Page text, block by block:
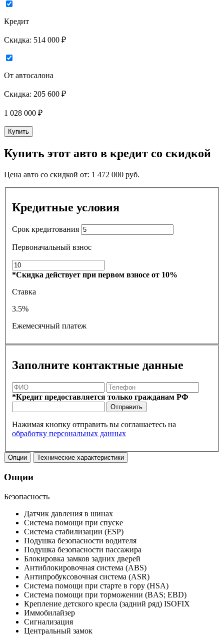
Кредит
Скидка: 514 000 ₽
От автосалона
Скидка: 205 600 ₽
1 028 000 ₽
Купить
Купить этот авто в кредит со скидкой
Цена авто со скидкой от: 1 472 000 руб.
Кредитные условия
Срок кредитования
Первоначальный взнос
*Скидка действует при первом взносе от 10%
Ставка
3.5%
Ежемесячный платеж
Заполните контактные данные
*Кредит предоставляется только гражданам РФ
Отправить
Нажимая кнопку отправить вы соглашаетесь на
обработку персональных данных
Опции Технические характеристики
Опции
Безопасность
Датчик давления в шинах
Система помощи при спуске
Система стабилизации (ESP)
Подушка безопасности водителя
Подушка безопасности пассажира
Блокировка замков задних дверей
Антиблокировочная система (ABS)
Антипробуксовочная система (ASR)
Система помощи при старте в гору (HSA)
Система помощи при торможении (BAS; EBD)
Крепление детского кресла (задний ряд) ISOFIX
Иммобилайзер
Сигнализация
Центральный замок